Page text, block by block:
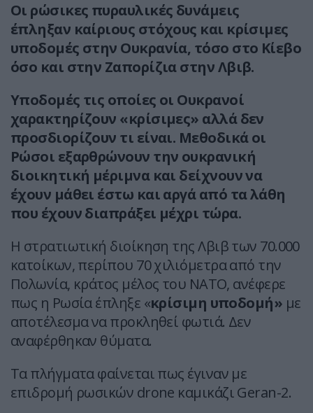
Οι ρώσικες πυραυλικές δυνάμεις
έπληξαν καίριους στόχους και κρίσιμες
υποδομές στην Ουκρανία, τόσο στο Κίεβο
όσο και στην Ζαπορίζια στην Λβιβ.
Υποδομές τις οποίες οι Ουκρανοί
χαρακτηρίζουν «κρίσιμες» αλλά δεν
προσδιορίζουν τι είναι. Μεθοδικά οι
Ρώσοι εξαρθρώνουν την ουκρανική
διοικητική μέριμνα και δείχνουν να
έχουν μάθει έστω και αργά από τα λάθη
που έχουν διαπράξει μέχρι τώρα.
Η στρατιωτική διοίκηση της Λβιβ των 70.000
κατοίκων, περίπου 70 χιλιόμετρα από την
Πολωνία, κράτος μέλος του NATO, ανέφερε
πως η Ρωσία έπληξε «κρίσιμη υποδομή» με
αποτέλεσμα να προκληθεί φωτιά. Δεν
αναφέρθηκαν θύματα.
Τα πλήγματα φαίνεται πως έγιναν με
επιδρομή ρωσικών drone καμικάζι Geran-2.